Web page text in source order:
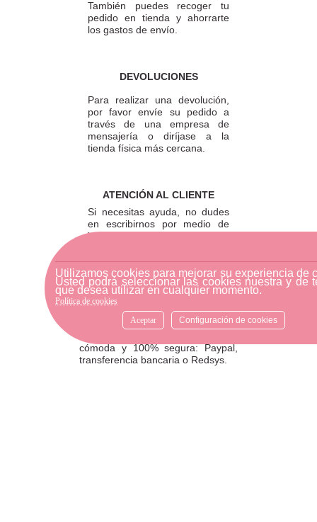
Utilizamos cookies para mejorar su experiencia de
Usted podrá seleccionar las cookies nuestra y de
que desea utilizar en cualquier momento.
Política de cookies
Aceptar
Configuración de cookies
También puedes recoger tu
pedido en tienda y ahorrarte
los gastos de envío.
DEVOLUCIONES
Para realizar una devolución,
por favor envíe su pedido a
través de una empresa de
mensajería o diríjase a la
tienda física más cercana.
ATENCIÓN AL CLIENTE
Si necesitas ayuda, no dudes
en escribirnos por medio de
WhatsApp al número
resolver tus dudas y ofrecerte
el mejor servicio.
FORMAS DE PAGO
cómoda y 100% segura: Paypal,
transferencia bancaria o Redsys.